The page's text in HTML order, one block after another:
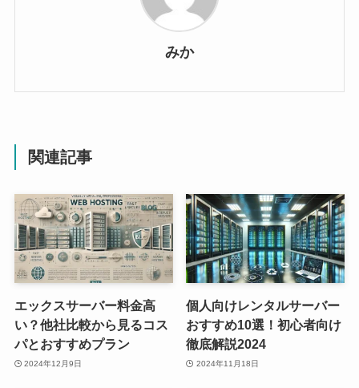
みか
関連記事
エックスサーバー料金高
い？他社比較から見るコス
パとおすすめプラン
2024年12月9日
個人向けレンタルサーバー
おすすめ10選！初心者向け
徹底解説2024
2024年11月18日